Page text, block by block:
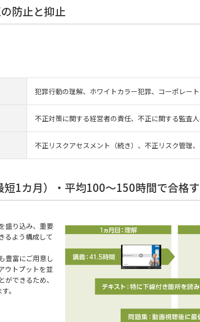
防止と抑止
犯罪行動の理解、ホワイトカラー犯罪、コーポレー
不正対策に関する経営者の責任、不正に関する監査
不正リスクアセスメント（続き）、不正リスク管理
1カ月）・平均100～150時間で合格
盛り込み、重要
るよう構成して
豊富にご用意し
ウトプットを並
できるため、
。